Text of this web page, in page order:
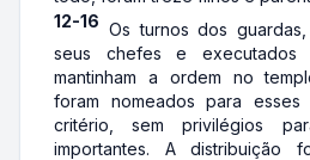
12-16 Os turnos dos
seus chefes e executados
mantinham a ordem no
foram nomeados para
critério, sem privilégios
importantes. A distribuição